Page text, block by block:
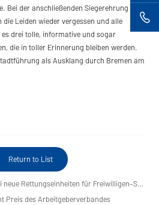
Bei der anschließenden Siegerehrung und
Leiden wieder vergessen und alle
drei tolle, informative und sogar
die in toller Erinnerung bleiben werden.
als Ausklang durch Bremen am
Return to List
Next：Seenotretter geben drei neue Rettungseinheiten für Freiwilligen-Stationen in Auftrag
Preis des Arbeitgeberverbandes